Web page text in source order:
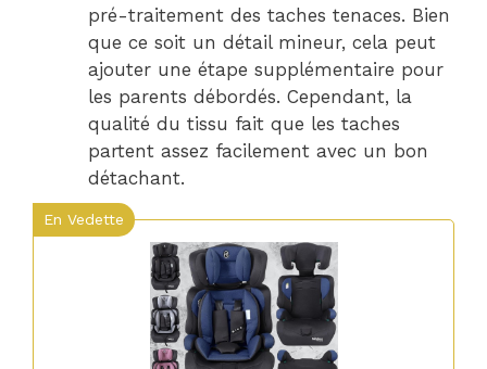
pré-traitement des taches tenaces. Bien
que ce soit un détail mineur, cela peut
ajouter une étape supplémentaire pour
les parents débordés. Cependant, la
qualité du tissu fait que les taches
partent assez facilement avec un bon
détachant.
En Vedette